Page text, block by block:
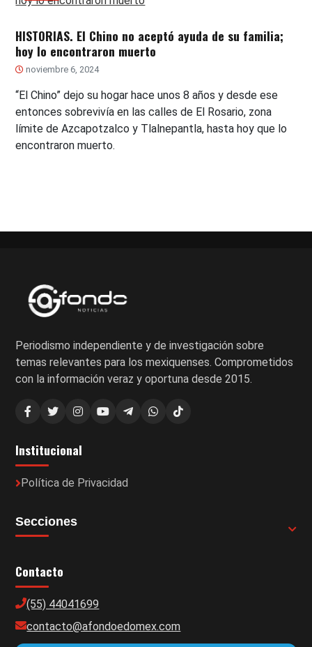
HISTORIAS. El Chino no aceptó ayuda de su familia;
hoy lo encontraron muerto
noviembre 6, 2024
“El Chino” dejo su hogar hace unos 8 años y desde ese
entonces sobrevivía en las calles de El Rosario, zona
límite de Azcapotzalco y Tlalnepantla, hasta hoy que lo
encontraron muerto.
Periodismo independiente y de investigación sobre
temas relevantes para los mexiquenses. Comprometidos
con la información veraz y oportuna desde 2015.
Institucional
Política de Privacidad
Secciones
Contacto
(55) 44041699
contacto@afondoedomex.com